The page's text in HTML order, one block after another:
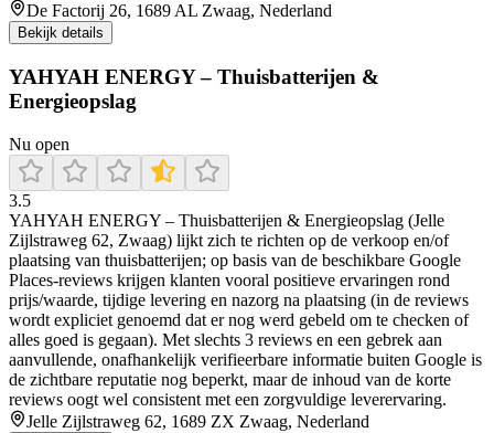
De Factorij 26, 1689 AL Zwaag, Nederland
Bekijk details
YAHYAH ENERGY – Thuisbatterijen &
Energieopslag
Nu open
3.5
YAHYAH ENERGY – Thuisbatterijen & Energieopslag (Jelle
Zijlstraweg 62, Zwaag) lijkt zich te richten op de verkoop en/of
plaatsing van thuisbatterijen; op basis van de beschikbare Google
Places-reviews krijgen klanten vooral positieve ervaringen rond
prijs/waarde, tijdige levering en nazorg na plaatsing (in de reviews
wordt expliciet genoemd dat er nog werd gebeld om te checken of
alles goed is gegaan). Met slechts 3 reviews en een gebrek aan
aanvullende, onafhankelijk verifieerbare informatie buiten Google is
de zichtbare reputatie nog beperkt, maar de inhoud van de korte
reviews oogt wel consistent met een zorgvuldige leverervaring.
Jelle Zijlstraweg 62, 1689 ZX Zwaag, Nederland